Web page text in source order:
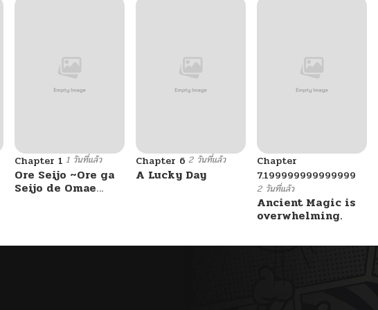
Chapter 1 1 วันที่แล้ว
Ore Seijo ~Ore ga
Seijo de Omae
Chapter 6 2 วันที่แล้ว
A Lucky Day
Chapter
7.199999999999999
2 วันที่แล้ว
Ancient Magic is
overwhelming.